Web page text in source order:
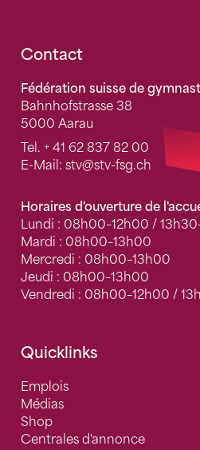
Fusszeile
Contact
Fédération suisse de
Bahnhofstrasse 38
5000 Aarau
Tel. + 41 62 837 82 00
E-Mail: stv@stv-fsg.ch
Horaires d'ouverture de
Lundi : 08h00–12h00 /
Mardi : 08h00–13h00
Mercredi : 08h00–13h00
Jeudi : 08h00–13h00
Vendredi : 08h00–12h00 /
Quicklinks
Emplois
Médias
Shop
Centrales d'annonce